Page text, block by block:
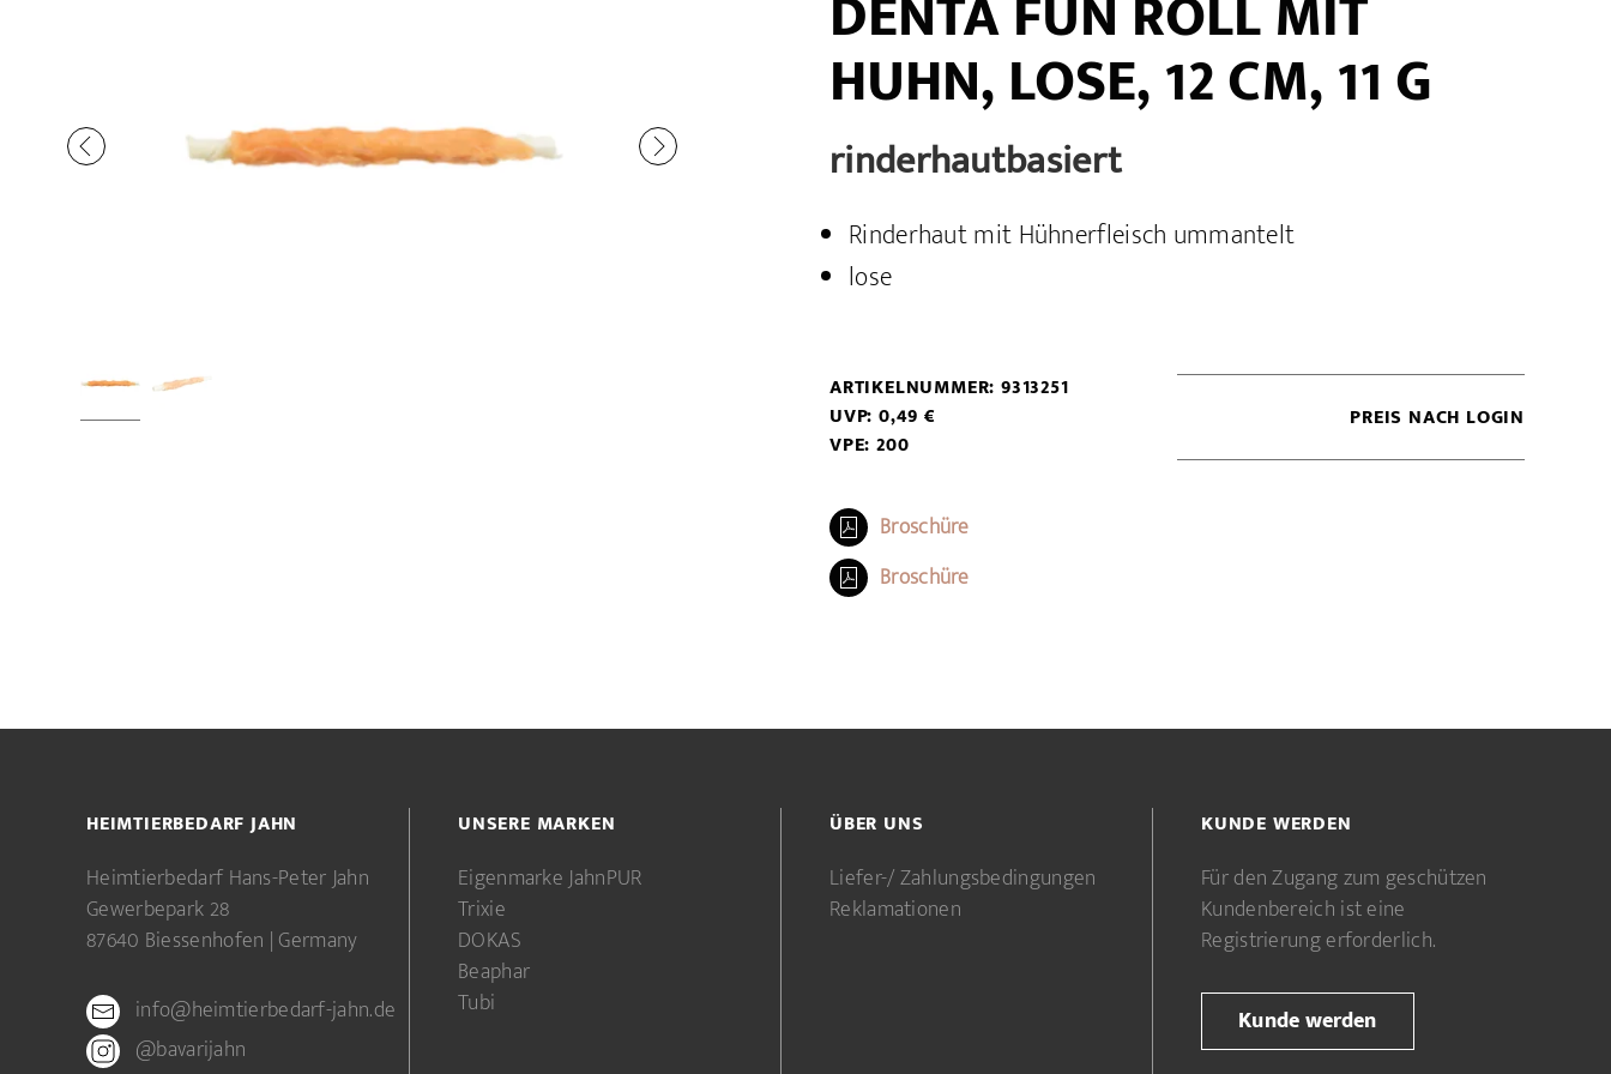
HUHN, LOSE, 12 CM, 11 G
rinderhautbasiert
Rinderhaut mit Hühnerfleisch ummantelt
lose
ARTIKELNUMMER: 9313251
UVP: 0,49 €
VPE: 200
PREIS NACH LOGIN
Broschüre
Broschüre
HEIMTIERBEDARF JAHN
Heimtierbedarf Hans-Peter Jahn
Gewerbepark 28
87640 Biessenhofen | Germany
info@heimtierbedarf-jahn.de
@bavarijahn
UNSERE MARKEN
Eigenmarke JahnPUR
Trixie
DOKAS
Beaphar
Tubi
ÜBER UNS
Liefer-/ Zahlungsbedingungen
Reklamationen
KUNDE WERDEN
Für den Zugang zum geschützen
Kundenbereich ist eine
Registrierung erforderlich.
Kunde werden